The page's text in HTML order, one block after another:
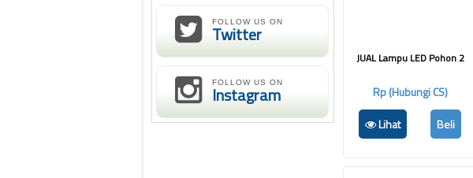
JUAL Lampu LED Pohon 2
Rp (Hubungi CS)
Lihat
Beli
FOLLOW US ON
Twitter
FOLLOW US ON
Instagram